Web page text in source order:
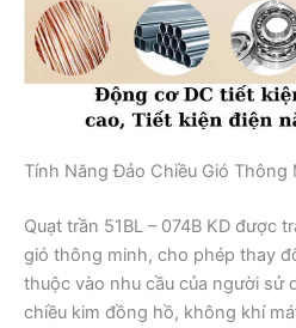
Tính Năng Đảo Chiều Gió Thông
Quạt trần 51BL – 074B KD được
gió thông minh, cho phép thay
thuộc vào nhu cầu của người sử
chiều kim đồng hồ, không khí